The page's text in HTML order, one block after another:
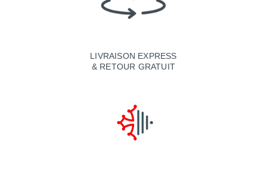
LIVRAISON EXPRESS
& RETOUR GRATUIT